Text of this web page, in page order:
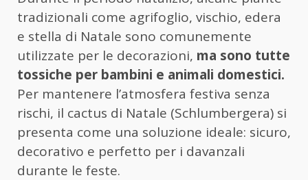
tradizionali come agrifoglio, vischio, edera
e stella di Natale sono comunemente
utilizzate per le decorazioni, ma sono tutte
tossiche per bambini e animali domestici.
Per mantenere l’atmosfera festiva senza
rischi, il cactus di Natale (Schlumbergera) si
presenta come una soluzione ideale: sicuro,
decorativo e perfetto per i davanzali
durante le feste.